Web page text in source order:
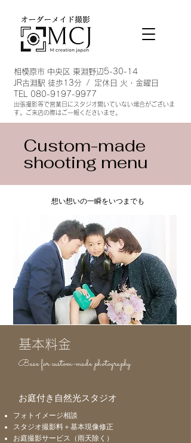
相模原市 中央区 東淵野辺5-30-14
JR古淵駅 徒歩13分 / 定休日 火・金曜日
TEL 080-9197-9977
出張撮影等で営業日にスタジオ開いていない場合がございま
す。ご来店の際はご一報くださいませ。
Custom-made
shooting menu
想い想いの一瞬をいつまでも
基本料金
Base for custom-made photography
お庭付き自然光スタジオ
フォトイメージ相談
スタジオ撮影料＋基本現像修正
​お庭撮影サービス（雨天除く）